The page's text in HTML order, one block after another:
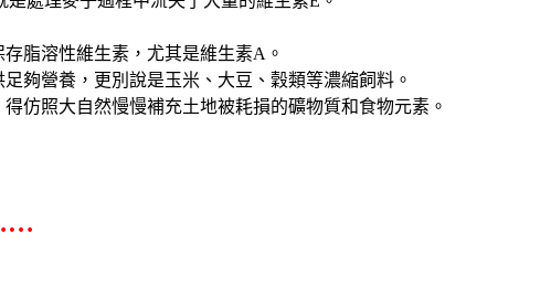
脂溶性維生素，尤其是維生素A。
夠營養，更別說是玉米、大豆、穀類等濃縮飼料。
仿照大自然慢慢補充土地被耗損的礦物質和食物元素。